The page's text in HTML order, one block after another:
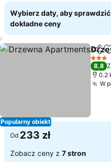
Wybierz daty, aby sprawdzić
dokładne ceny
Popularny obiekt
3
8,8
0.2
W
Od 233 zł
Zobacz ceny z 7 stron